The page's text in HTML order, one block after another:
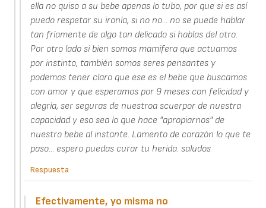
ella no quiso a su bebe apenas lo tubo, por que si es así
puedo respetar su ironía, si no no... no se puede hablar
tan fríamente de algo tan delicado si hablas del otro.
Por otro lado si bien somos mamifera que actuamos
por instinto, también somos seres pensantes y
podemos tener claro que ese es el bebe que buscamos
con amor y que esperamos por 9 meses con felicidad y
alegría, ser seguras de nuestroa scuerpor de nuestra
capacidad y eso sea lo que hace "apropiarnos" de
nuestro bebe al instante. Lamento de corazón lo que te
paso... espero puedas curar tu herida. saludos
Respuesta
Efectivamente, yo misma no